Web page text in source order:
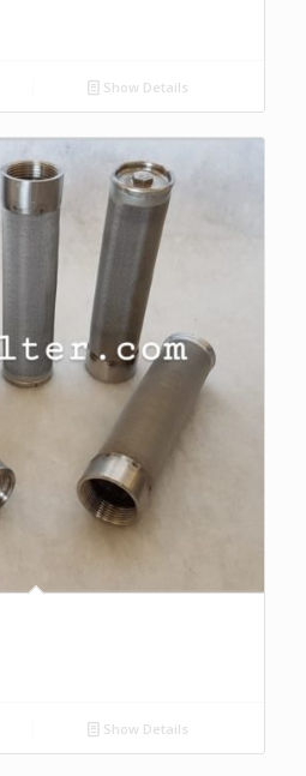
Show Details
Show Details